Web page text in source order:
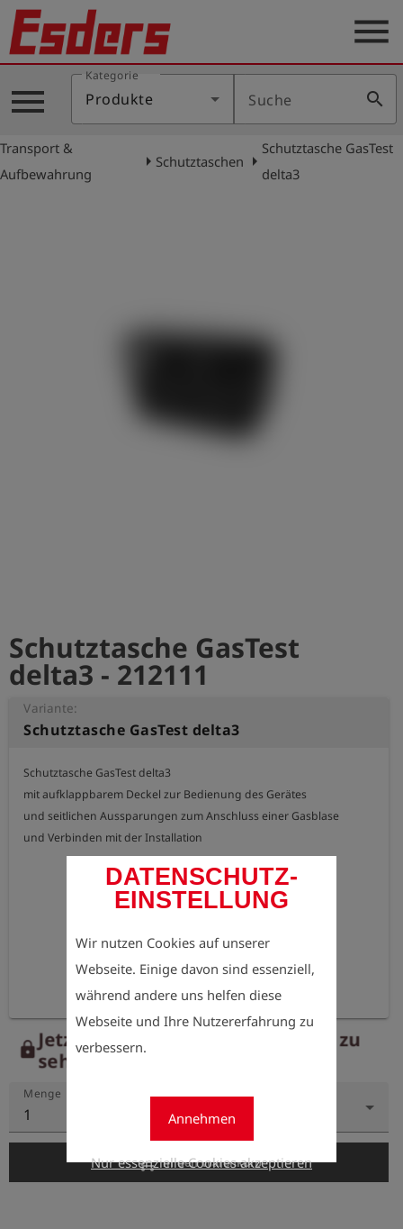
Produkte
Wissen
Support
DATENSCHUTZ-
EINSTELLUNG
Wir nutzen Cookies auf unserer
Webseite. Einige davon sind essenziell,
während andere uns helfen diese
Webseite und Ihre Nutzererfahrung zu
verbessern.
Annehmen
Nur essenzielle Cookies akzeptieren
menu
menu
Kategorie
Produkte Suche search
Transport &
Aufbewahrung
arrow_rightSchutztaschen arrow_right
Schutztasche GasTest
delta3
Schutztasche GasTest
delta3 - 212111
Variante:
Schutztasche GasTest delta3
Schutztasche GasTest delta3
mit aufklappbarem Deckel zur Bedienung des Gerätes
und seitlichen Aussparungen zum Anschluss einer Gasblase
und Verbinden mit der Installation
lock Jetzt registrieren, um die Preise zu
sehen.
Menge
1
add_shopping_cart In den Warenkorb